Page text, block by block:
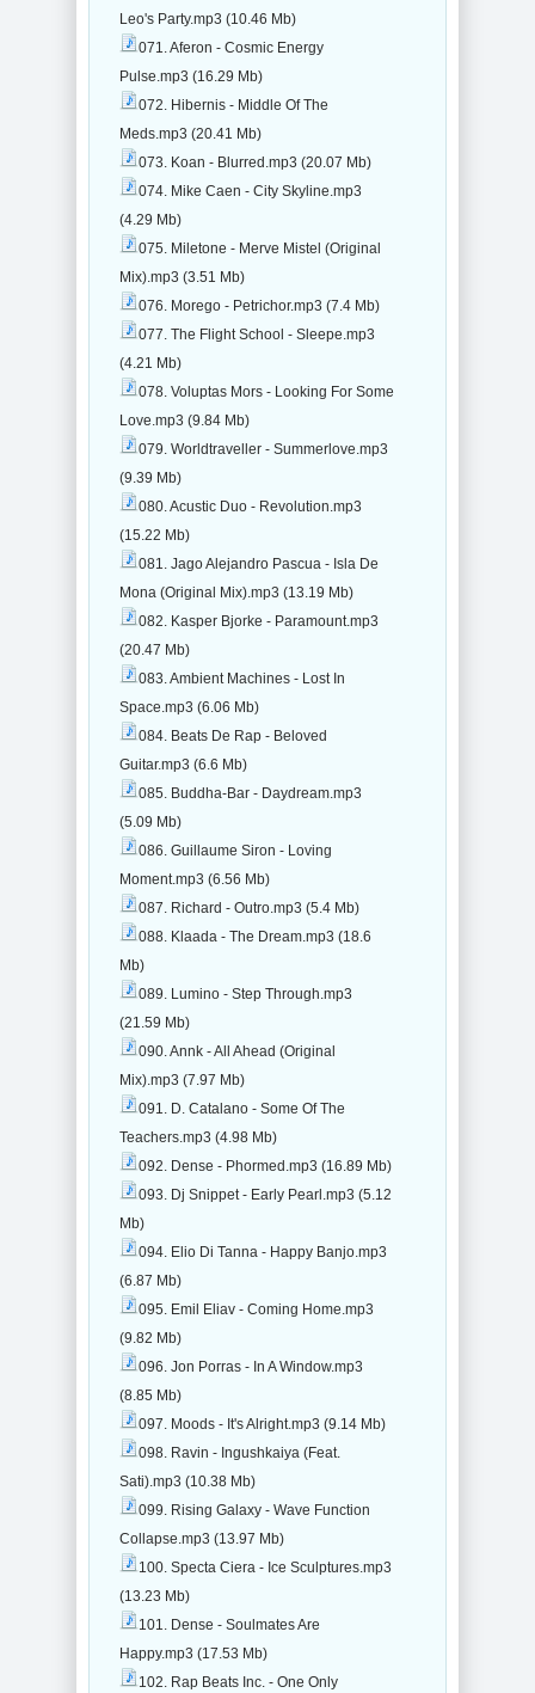
Leo's Party.mp3 (10.46 Mb)
071. Aferon - Cosmic Energy
Pulse.mp3 (16.29 Mb)
072. Hibernis - Middle Of The
Meds.mp3 (20.41 Mb)
073. Koan - Blurred.mp3 (20.07 Mb)
074. Mike Caen - City Skyline.mp3
(4.29 Mb)
075. Miletone - Merve Mistel (Original
Mix).mp3 (3.51 Mb)
076. Morego - Petrichor.mp3 (7.4 Mb)
077. The Flight School - Sleepe.mp3
(4.21 Mb)
078. Voluptas Mors - Looking For Some
Love.mp3 (9.84 Mb)
079. Worldtraveller - Summerlove.mp3
(9.39 Mb)
080. Acustic Duo - Revolution.mp3
(15.22 Mb)
081. Jago Alejandro Pascua - Isla De
Mona (Original Mix).mp3 (13.19 Mb)
082. Kasper Bjorke - Paramount.mp3
(20.47 Mb)
083. Ambient Machines - Lost In
Space.mp3 (6.06 Mb)
084. Beats De Rap - Beloved
Guitar.mp3 (6.6 Mb)
085. Buddha-Bar - Daydream.mp3
(5.09 Mb)
086. Guillaume Siron - Loving
Moment.mp3 (6.56 Mb)
087. Richard - Outro.mp3 (5.4 Mb)
088. Klaada - The Dream.mp3 (18.6
Mb)
089. Lumino - Step Through.mp3
(21.59 Mb)
090. Annk - All Ahead (Original
Mix).mp3 (7.97 Mb)
091. D. Catalano - Some Of The
Teachers.mp3 (4.98 Mb)
092. Dense - Phormed.mp3 (16.89 Mb)
093. Dj Snippet - Early Pearl.mp3 (5.12
Mb)
094. Elio Di Tanna - Happy Banjo.mp3
(6.87 Mb)
095. Emil Eliav - Coming Home.mp3
(9.82 Mb)
096. Jon Porras - In A Window.mp3
(8.85 Mb)
097. Moods - It's Alright.mp3 (9.14 Mb)
098. Ravin - Ingushkaiya (Feat.
Sati).mp3 (10.38 Mb)
099. Rising Galaxy - Wave Function
Collapse.mp3 (13.97 Mb)
100. Specta Ciera - Ice Sculptures.mp3
(13.23 Mb)
101. Dense - Soulmates Are
Happy.mp3 (17.53 Mb)
102. Rap Beats Inc. - One Only